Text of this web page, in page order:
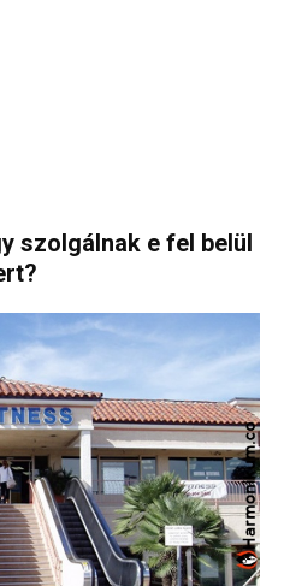
szolgálnak e fel belül